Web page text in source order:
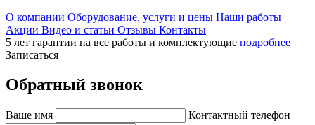
О компании Оборудование, услуги и цены Наши работы
Акции Видео и статьи Отзывы Контакты
5 лет гарантии на все работы и комплектующие подробнее
Записаться
Обратный звонок
Ваше имя Контактный телефон